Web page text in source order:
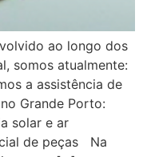
ao longo dos
somos atualmente:
a assistência de
Grande Porto:
solar e ar
de peças Na